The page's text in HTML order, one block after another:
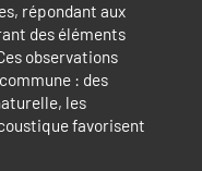
répondant aux
des éléments
observations
: des
les
favorisent